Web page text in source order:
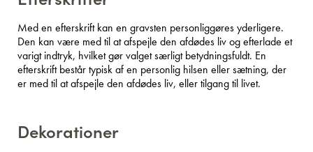
Med en efterskrift kan en gravsten personliggøres yderligere.
Den kan være med til at afspejle den afdødes liv og efterlade et
varigt indtryk, hvilket gør valget særligt betydningsfuldt. En
efterskrift består typisk af en personlig hilsen eller sætning, der
er med til at afspejle den afdødes liv, eller tilgang til livet.
Dekorationer